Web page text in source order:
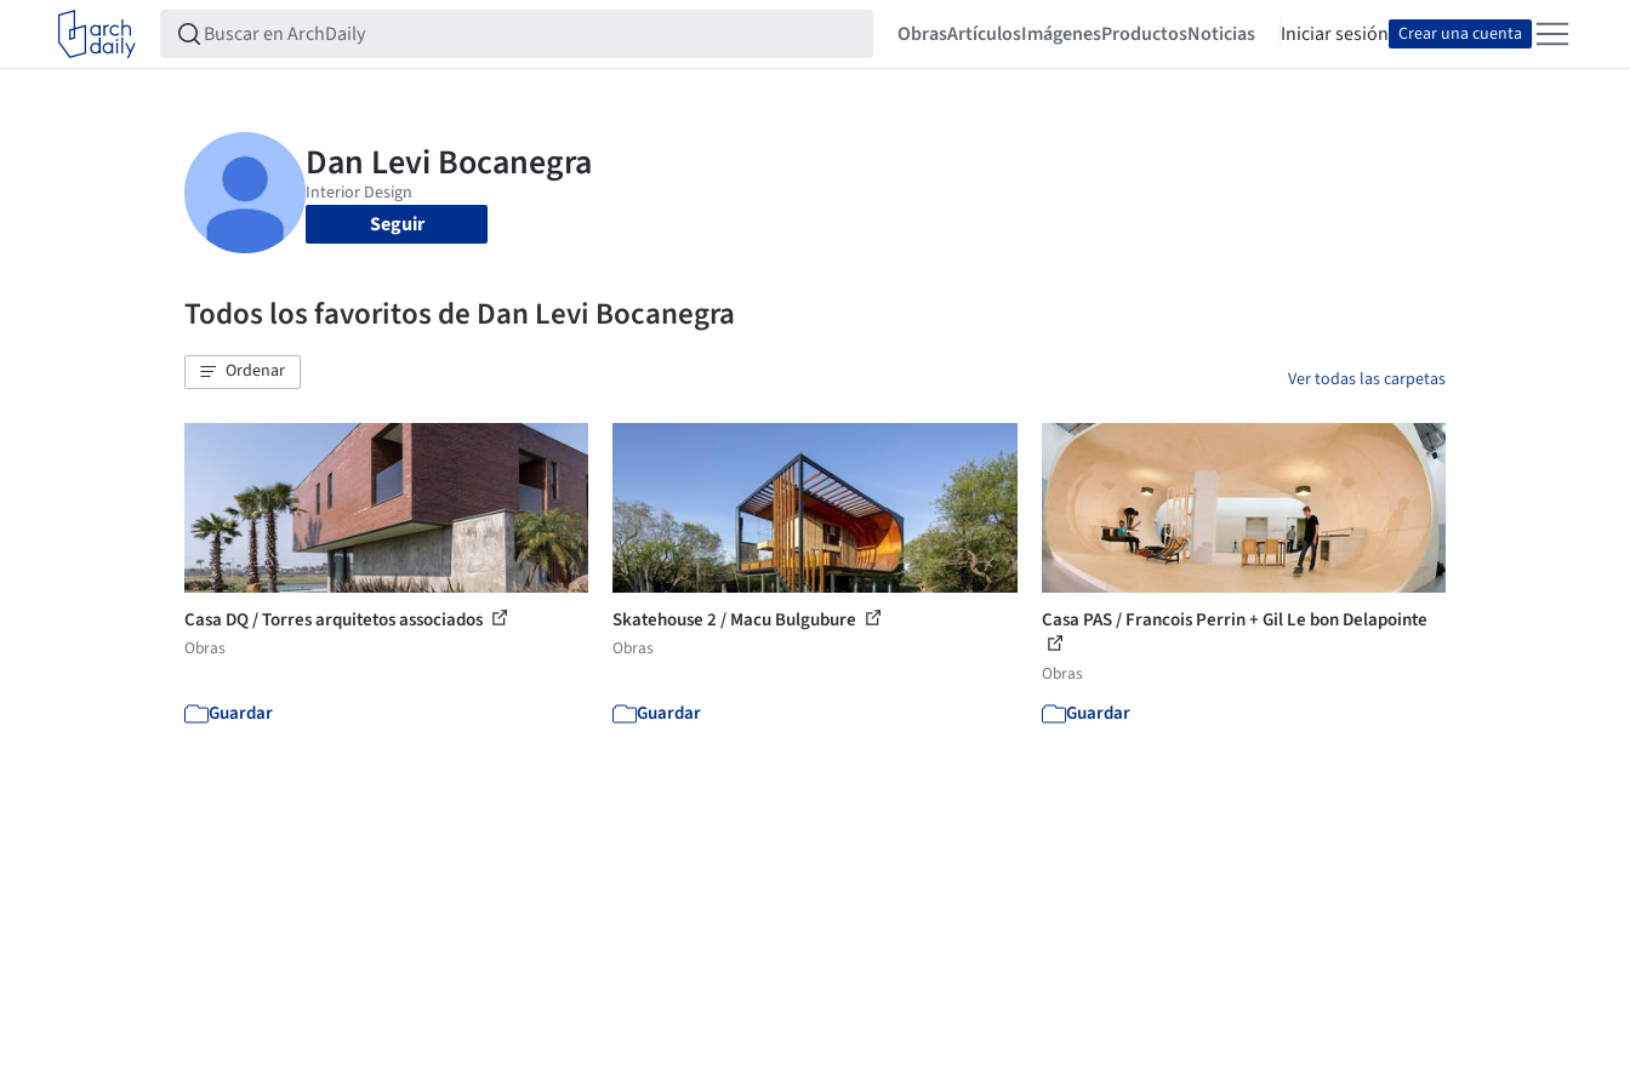
ObrasArtículosImágenesProductosNoticias Iniciar sesión Crear una cuenta
Seguir
Todos los favoritos de Dan Levi Bocanegra
Ordenar Ver todas las carpetas
Casa DQ / Torres arquitetos associados
Obras
Guardar
Skatehouse 2 / Macu Bulgubure
Obras
Guardar
Casa PAS / Francois Perrin + Gil Le bon Delapointe
Obras
Guardar